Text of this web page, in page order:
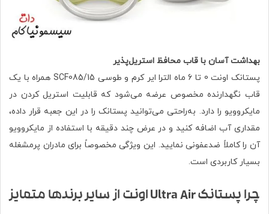
بهداشت آسان با قاب محافظ استریل‌پذیر
پستانک اونت 0 تا 6 ماه الترا ایر کرم و طوسی SCF085/15 همراه با یک
قاب نگهدارنده مخصوص عرضه می‌شود که قابلیت استریل کردن در
مایکروویو را دارد. به‌راحتی می‌توانید پستانک را در این جعبه قرار داده،
مقداری آب اضافه کنید و در عرض چند دقیقه با استفاده از مایکروویو
آن را کاملاً ضدعفونی نمایید. این ویژگی مخصوصاً برای مادران پرمشغله
بسیار کاربردی است.
چرا پستانک Ultra Air اونت از سایر برندها متمایز